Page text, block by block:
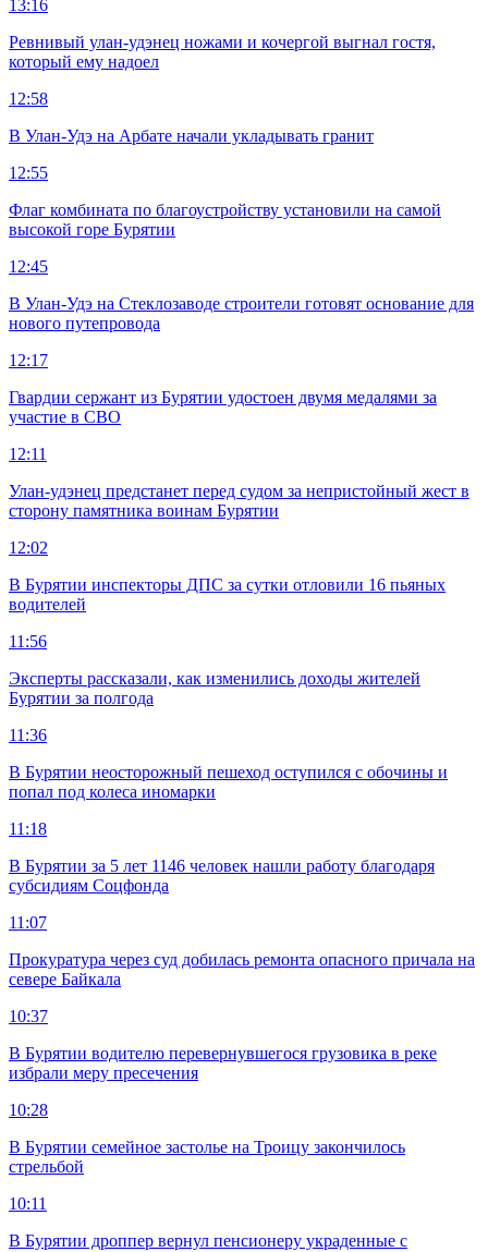
13:16
Ревнивый улан-удэнец ножами и кочергой выгнал гостя,
который ему надоел
12:58
В Улан-Удэ на Арбате начали укладывать гранит
12:55
Флаг комбината по благоустройству установили на самой
высокой горе Бурятии
12:45
В Улан-Удэ на Стеклозаводе строители готовят основание для
нового путепровода
12:17
Гвардии сержант из Бурятии удостоен двумя медалями за
участие в СВО
12:11
Улан-удэнец предстанет перед судом за непристойный жест в
сторону памятника воинам Бурятии
12:02
В Бурятии инспекторы ДПС за сутки отловили 16 пьяных
водителей
11:56
Эксперты рассказали, как изменились доходы жителей
Бурятии за полгода
11:36
В Бурятии неосторожный пешеход оступился с обочины и
попал под колеса иномарки
11:18
В Бурятии за 5 лет 1146 человек нашли работу благодаря
субсидиям Соцфонда
11:07
Прокуратура через суд добилась ремонта опасного причала на
севере Байкала
10:37
В Бурятии водителю перевернувшегося грузовика в реке
избрали меру пресечения
10:28
В Бурятии семейное застолье на Троицу закончилось
стрельбой
10:11
В Бурятии дроппер вернул пенсионеру украденные с